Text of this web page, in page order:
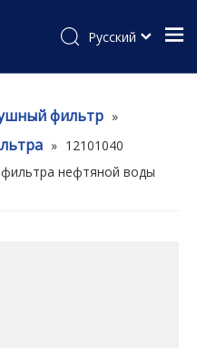
Pусский
фильтр »
» 12101040
нефтяной воды